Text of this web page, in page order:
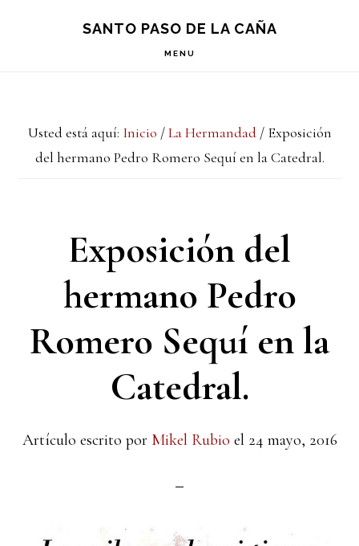
principal
lateral
principal
SANTO PASO DE LA CAÑA
MENU
Usted está aquí: Inicio / La Hermandad /Exposición
del hermano Pedro Romero Sequí en la Catedral.
Exposición del
hermano Pedro
Romero Sequí en la
Catedral.
Artículo escrito por Mikel Rubio el 24 mayo, 2016